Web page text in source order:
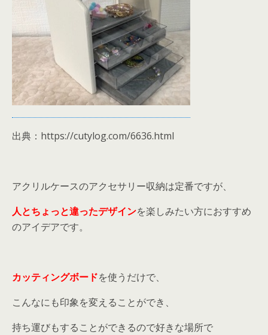
出典：https://cutylog.com/6636.html
アクリルケースのアクセサリー収納は定番ですが、
人とちょっと違ったデザインを楽しみたい方におすすめ
のアイデアです。
カッティングボードを使うだけで、
こんなにも印象を変えることができ、
持ち運びもすることができるので好きな場所で